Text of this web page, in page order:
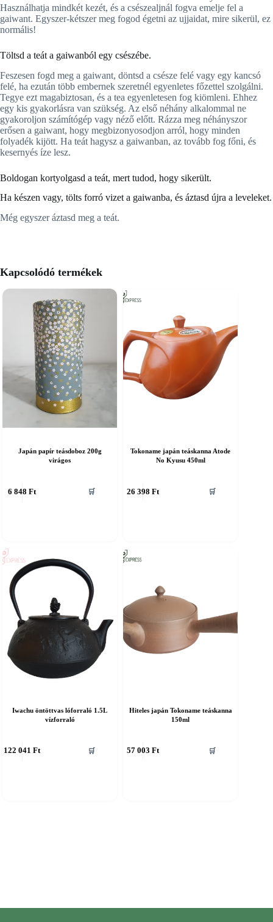
Használhatja mindkét kezét, és a csészealjnál fogva emelje fel a
gaiwant. Egyszer-kétszer meg fogod égetni az ujjaidat, mire sikerül, ez
normális!
Töltsd a teát a gaiwanból egy csészébe.
Feszesen fogd meg a gaiwant, döntsd a csésze felé vagy egy kancsó
felé, ha ezután több embernek szeretnél egyenletes főzettel szolgálni.
Tegye ezt magabiztosan, és a tea egyenletesen fog kiömleni. Ehhez
egy kis gyakorlásra van szükség. Az első néhány alkalommal ne
gyakoroljon számítógép vagy néző előtt. Rázza meg néhányszor
erősen a gaiwant, hogy megbizonyosodjon arról, hogy minden
folyadék kijött. Ha teát hagysz a gaiwanban, az tovább fog főni, és
kesernyés íze lesz.
Boldogan kortyolgasd a teát, mert tudod, hogy sikerült.
Ha készen vagy, tölts forró vizet a gaiwanba, és áztasd újra a leveleket.
Még egyszer áztasd meg a teát.
Kapcsolódó termékek
Japán papír teásdoboz 200g
virágos
6 848Ft 🛒
Tokoname japán teáskanna Atode
No Kyusu 450ml
26 398 Ft 🛒
Iwachu öntöttvas lóforraló 1.5L
vízforraló
122 041Ft 🛒
Hiteles japán Tokoname teáskanna
150ml
57 003 Ft 🛒